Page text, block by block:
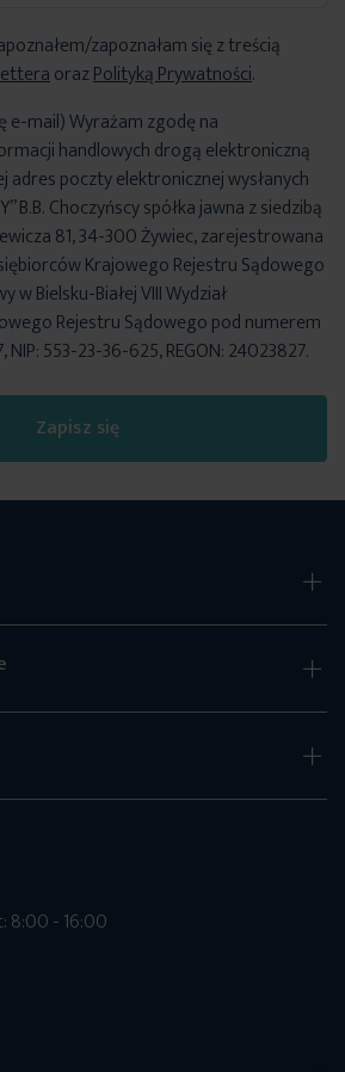
zapoznałam się z treścią
orazPolityką Prywatności.
Zapisz się
e-mail) Wyrażam zgodę na
handlowych drogą elektroniczną
adres poczty elektronicznej wysłanych
B.B. Choczyńscy spółka jawna z siedzibą
81, 34-300 Żywiec, zarejestrowana
Krajowego Rejestru Sądowego
w Bielsku-Białej VIII Wydział
Rejestru Sądowego pod numerem
553-23-36-625, REGON: 24023827.
8:00 - 16:00